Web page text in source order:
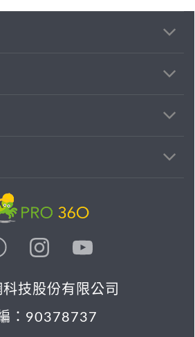
技股份有限公司
：90378737